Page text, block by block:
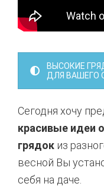
ВЫСОКИЕ
ДЛЯ ВАШЕГО
Сегодня хочу
красивые идеи
грядок из
весной Вы
себя на даче.